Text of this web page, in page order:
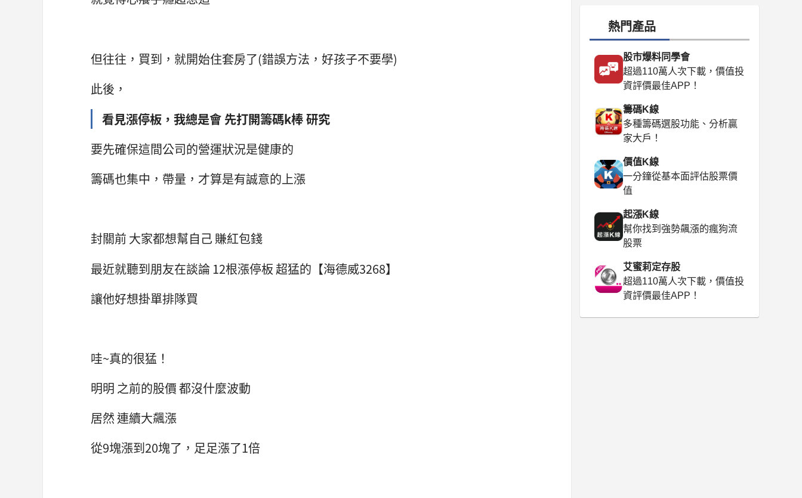
但往往，買到，就開始住套房了(錯誤方法，好孩子不要學)
此後，
看見漲停板，我總是會 先打開籌碼k棒 研究
要先確保這間公司的營運狀況是健康的
籌碼也集中，帶量，才算是有誠意的上漲
封關前 大家都想幫自己 賺紅包錢
最近就聽到朋友在談論 12根漲停板 超猛的【海德威3268】
讓他好想掛單排隊買
哇~真的很猛！
明明 之前的股價 都沒什麼波動
居然 連續大飆漲
從9塊漲到20塊了，足足漲了1倍
熱門產品
股市爆料同學會
超過110萬人次下載，價值投
資評價最佳APP！
籌碼K線
多種籌碼選股功能、分析贏
家大戶！
價值K線
一分鐘從基本面評估股票價
值
起漲K線
幫你找到強勢飆漲的瘋狗流
股票
艾蜜莉定存股
超過110萬人次下載，價值投
資評價最佳APP！